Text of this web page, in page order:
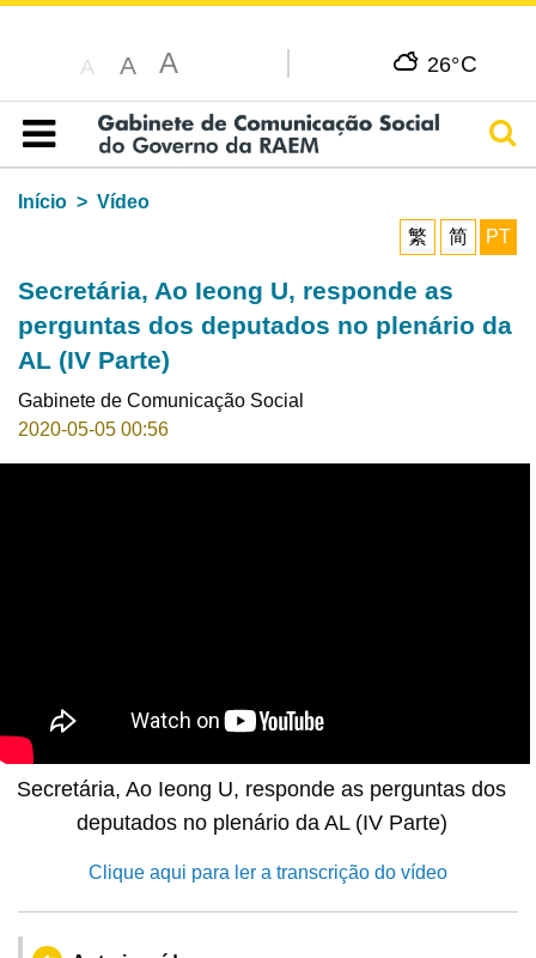
A A A 26°C
Índice
Início
Vídeo
繁
简 PT
Secretária, Ao Ieong U, responde as
perguntas dos deputados no plenário da
AL (IV Parte)
Gabinete de Comunicação Social
2020-05-05 00:56
Secretária, Ao Ieong U, responde as perguntas dos
deputados no plenário da AL (IV Parte)
Clique aqui para ler a transcrição do vídeo